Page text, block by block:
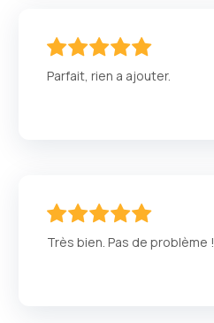
Parfait, rien a ajouter.
Très bien. Pas de problème !